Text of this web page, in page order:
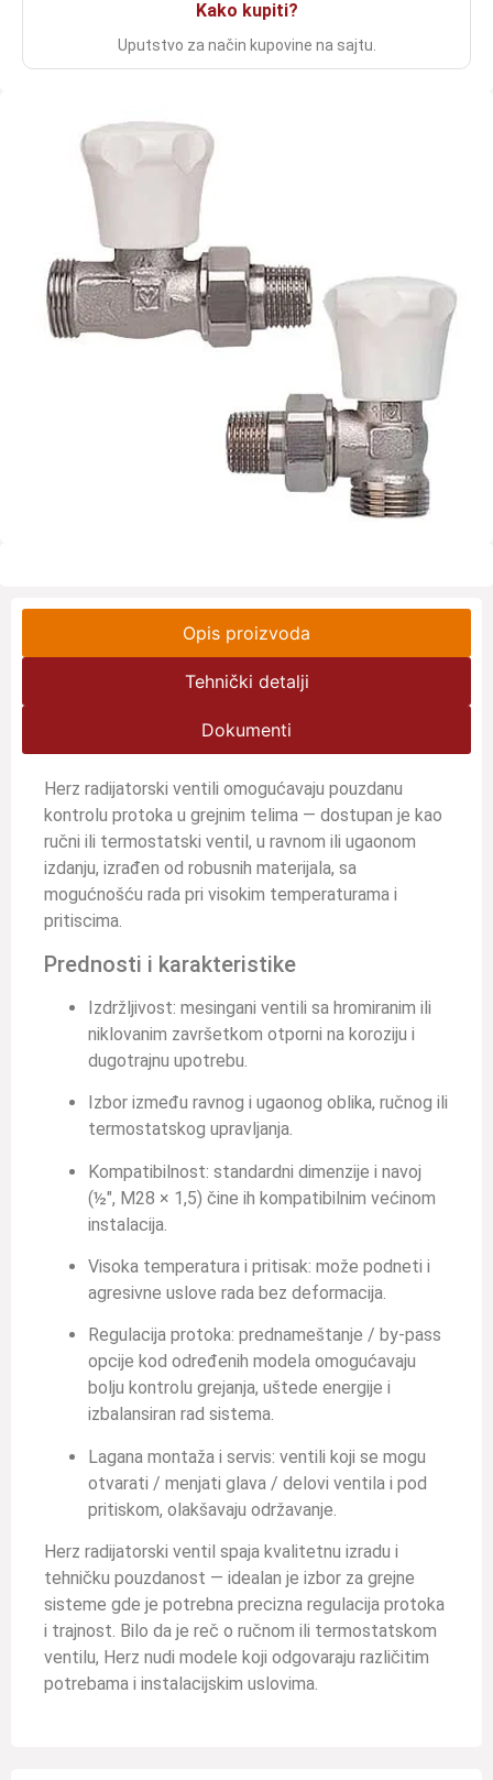
Kako kupiti?
Uputstvo za način kupovine na sajtu.
Opis proizvoda
Tehnički detalji
Dokumenti
Herz radijatorski ventili omogućavaju pouzdanu
kontrolu protoka u grejnim telima — dostupan je kao
ručni ili termostatski ventil, u ravnom ili ugaonom
izdanju, izrađen od robusnih materijala, sa
mogućnošću rada pri visokim temperaturama i
pritiscima.
Prednosti i karakteristike
Izdržljivost: mesingani ventili sa hromiranim ili
niklovanim završetkom otporni na koroziju i
dugotrajnu upotrebu.
Izbor između ravnog i ugaonog oblika, ručnog ili
termostatskog upravljanja.
Kompatibilnost: standardni dimenzije i navoj
(½″, M28 × 1,5) čine ih kompatibilnim većinom
instalacija.
Visoka temperatura i pritisak: može podneti i
agresivne uslove rada bez deformacija.
Regulacija protoka: prednameštanje / by-pass
opcije kod određenih modela omogućavaju
bolju kontrolu grejanja, uštede energije i
izbalansiran rad sistema.
Lagana montaža i servis: ventili koji se mogu
otvarati / menjati glava / delovi ventila i pod
pritiskom, olakšavaju održavanje.
Herz radijatorski ventil spaja kvalitetnu izradu i
tehničku pouzdanost — idealan je izbor za grejne
sisteme gde je potrebna precizna regulacija protoka
i trajnost. Bilo da je reč o ručnom ili termostatskom
ventilu, Herz nudi modele koji odgovaraju različitim
potrebama i instalacijskim uslovima.